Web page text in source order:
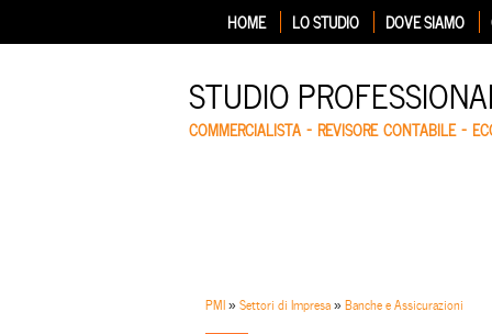
HOME LO STUDIO DOVE SIAMO
STUDIO
COMMERCIALISTA – REVISORE CONTABILE –
PMI»Settori di Impresa»Banche e Assicurazioni